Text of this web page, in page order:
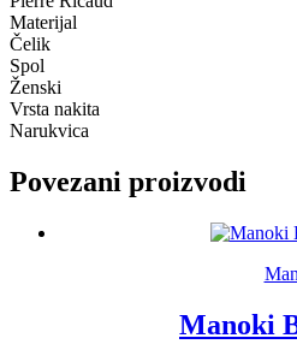
Materijal
Čelik
Spol
Ženski
Vrsta nakita
Narukvica
Povezani proizvodi
Manoki